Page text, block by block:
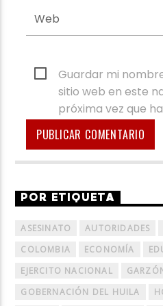
Guardar mi
sitio web en este
próxima vez que
POR ETIQUETA
ASESINATO AUTORIDADES
COLOMBIA
ECONOMÍA
EJERCITO NACIONAL
GOBERNACIÓN DEL HUILA